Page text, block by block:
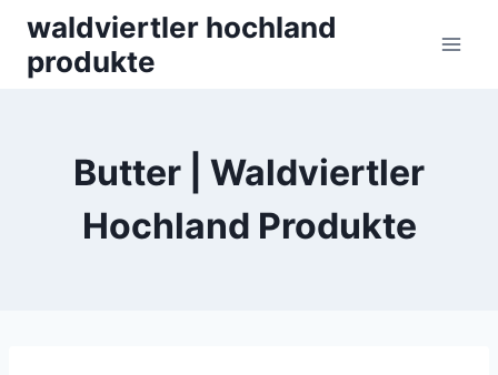
content
waldviertler hochland
produkte
Butter | Waldviertler
Hochland Produkte